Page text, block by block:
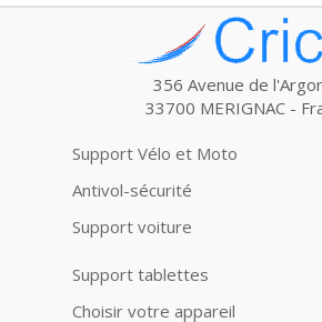
356 Avenue de
33700 MERIGNAC -
Support Vélo et Moto
Antivol-sécurité
Support voiture
Support tablettes
Choisir votre appareil